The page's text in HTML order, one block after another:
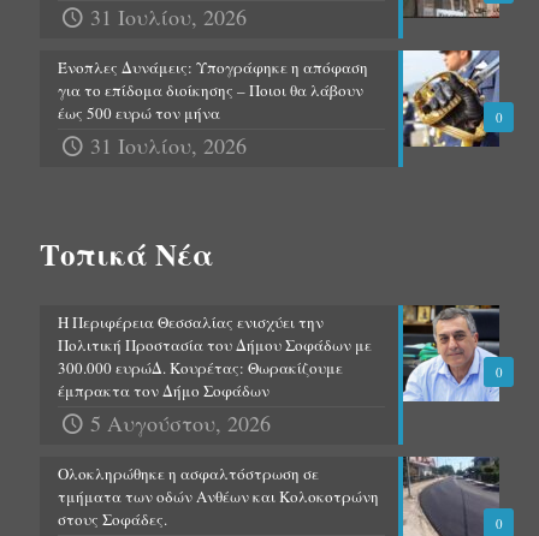
31 Ιουλίου, 2026
0
Ένοπλες Δυνάμεις: Υπογράφηκε η απόφαση
για το επίδομα διοίκησης – Ποιοι θα λάβουν
έως 500 ευρώ τον μήνα
31 Ιουλίου, 2026
Τοπικά Νέα
0
Η Περιφέρεια Θεσσαλίας ενισχύει την
Πολιτική Προστασία του Δήμου Σοφάδων με
300.000 ευρώΔ. Κουρέτας: Θωρακίζουμε
έμπρακτα τον Δήμο Σοφάδων
5 Αυγούστου, 2026
0
Ολοκληρώθηκε η ασφαλτόστρωση σε
τμήματα των οδών Ανθέων και Κολοκοτρώνη
στους Σοφάδες.